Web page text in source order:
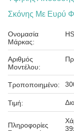
Σκόνης Με Ευρύ
Ονομασία
Μάρκας:
Αριθμός
Μοντέλου:
Τροποποιημένο:
Τιμή:
Πληροφορίες